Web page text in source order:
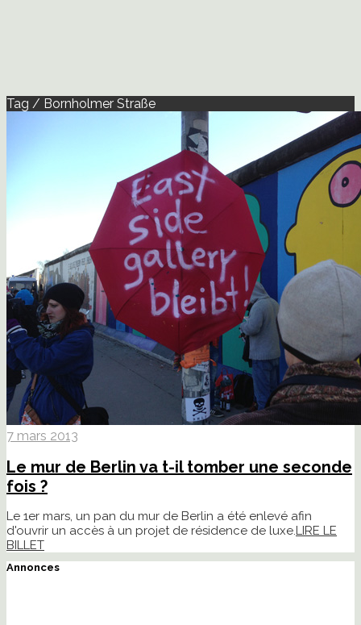
Tag / Bornholmer Straße
7 mars 2013
Le mur de Berlin va t-il tomber une seconde
fois ?
Le 1er mars, un pan du mur de Berlin a été enlevé afin
d'ouvrir un accès à un projet de résidence de luxe.LIRE LE
BILLET
Annonces